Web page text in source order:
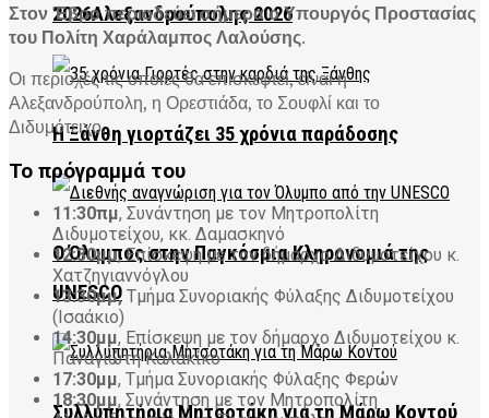
2026Αλεξανδρούπολης 2026
Η Ξάνθη γιορτάζει 35 χρόνια παράδοσης
Ο Όλυμπος στην Παγκόσμια Κληρονομιά της
UNESCO
Συλλυπητήρια Μητσοτάκη για τη Μάρω Κοντού
Στον Έβρο περιοδεύει σήμερα ο Υπουργός Προστασίας
του Πολίτη Χαράλαμπος Λαλούσης.
Οι περιοχές τις οποίες θα επισκεφτεί, είναι η
Αλεξανδρούπολη, η Ορεστιάδα, το Σουφλί και το
Διδυμότειχο.
Το πρόγραμμά του
11:30πμ, Συνάντηση με τον Μητροπολίτη
Διδυμοτείχου, κκ. Δαμασκηνό
12:30μμ, Επίσκεψη με τον δήμαρχο Διδυμοτείχου κ.
Χατζηγιαννόγλου
13:30μμ, Τμήμα Συνοριακής Φύλαξης Διδυμοτείχου
(Ισαάκιο)
14:30μμ, Επίσκεψη με τον δήμαρχο Διδυμοτείχου κ.
Παναγιώτη Καλακίκο
17:30μμ, Τμήμα Συνοριακής Φύλαξης Φερών
18:30μμ, Συνάντηση με τον Μητροπολίτη